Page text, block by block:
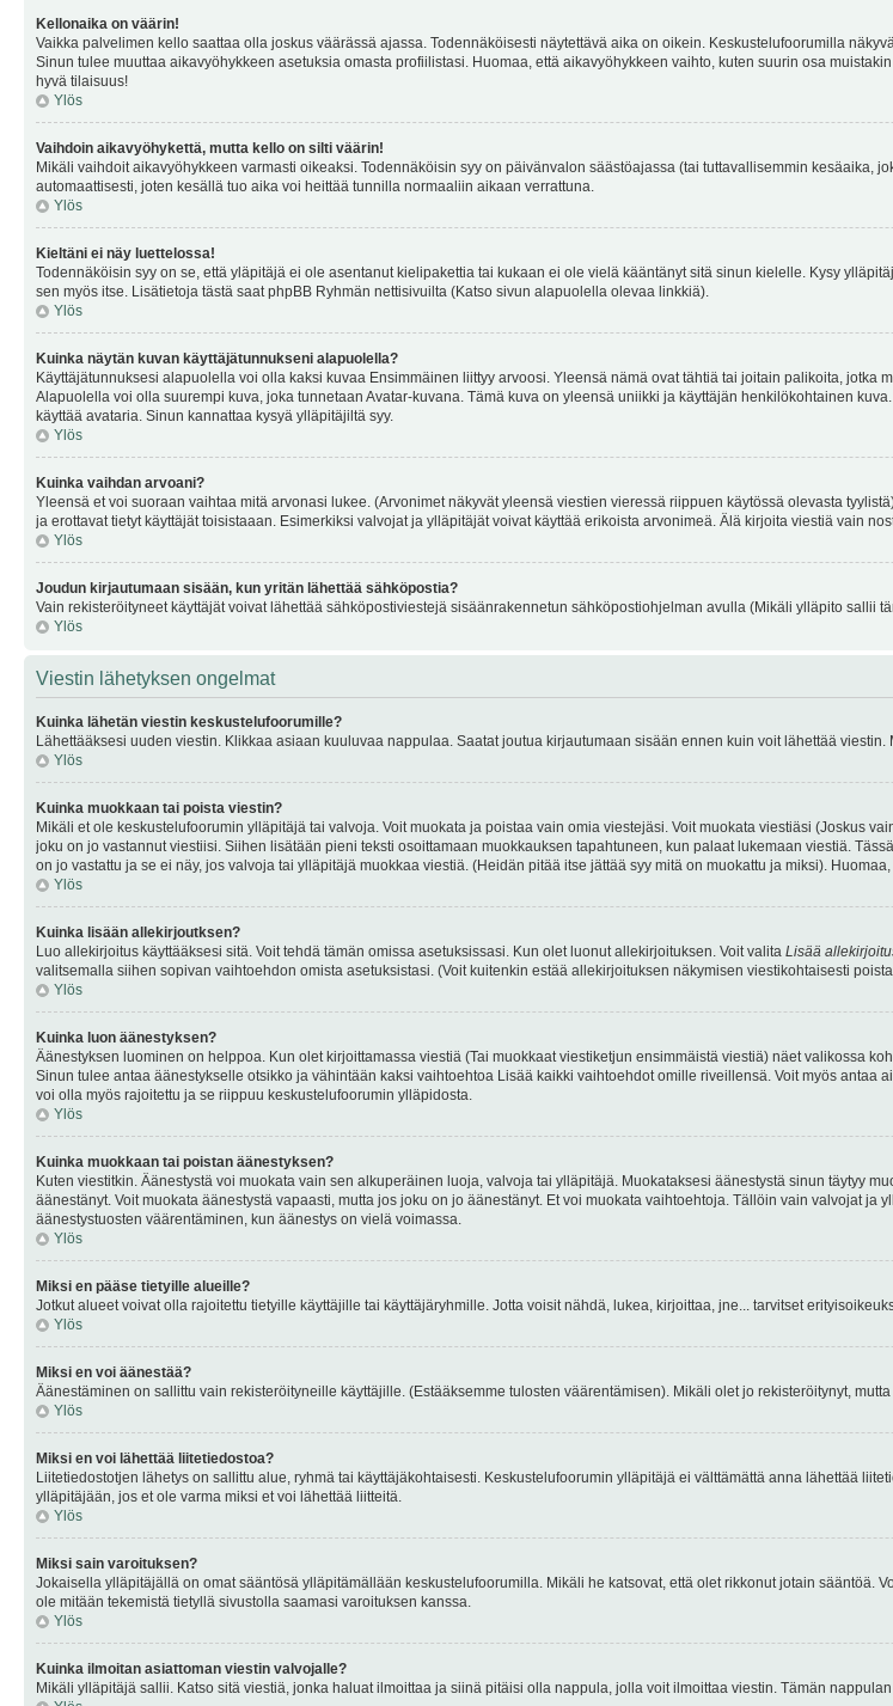
Kellonaika on väärin!
Vaikka palvelimen kello saattaa olla joskus väärässä ajassa. Todennäköisesti näytettävä aika on oikein. Keskustelufoorumilla
Sinun tulee muuttaa aikavyöhykkeen asetuksia omasta profiilistasi. Huomaa, että aikavyöhykkeen vaihto, kuten suurin osa
hyvä tilaisuus!
Ylös
Vaihdoin aikavyöhykettä, mutta kello on silti väärin!
Mikäli vaihdoit aikavyöhykkeen varmasti oikeaksi. Todennäköisin syy on päivänvalon säästöajassa (tai tuttavallisemmin kesäaika,
automaattisesti, joten kesällä tuo aika voi heittää tunnilla normaaliin aikaan verrattuna.
Ylös
Kieltäni ei näy luettelossa!
Todennäköisin syy on se, että yläpitäjä ei ole asentanut kielipakettia tai kukaan ei ole vielä kääntänyt sitä sinun kielelle. Kysy
sen myös itse. Lisätietoja tästä saat phpBB Ryhmän nettisivuilta (Katso sivun alapuolella olevaa linkkiä).
Ylös
Kuinka näytän kuvan käyttäjätunnukseni alapuolella?
Käyttäjätunnuksesi alapuolella voi olla kaksi kuvaa Ensimmäinen liittyy arvoosi. Yleensä nämä ovat tähtiä tai joitain palikoita,
Alapuolella voi olla suurempi kuva, joka tunnetaan Avatar-kuvana. Tämä kuva on yleensä uniikki ja käyttäjän henkilökohtainen
käyttää avataria. Sinun kannattaa kysyä ylläpitäjiltä syy.
Ylös
Kuinka vaihdan arvoani?
Yleensä et voi suoraan vaihtaa mitä arvonasi lukee. (Arvonimet näkyvät yleensä viestien vieressä riippuen käytössä olevasta
ja erottavat tietyt käyttäjät toisistaaan. Esimerkiksi valvojat ja ylläpitäjät voivat käyttää erikoista arvonimeä. Älä kirjoita viestiä vain
Ylös
Joudun kirjautumaan sisään, kun yritän lähettää sähköpostia?
Vain rekisteröityneet käyttäjät voivat lähettää sähköpostiviestejä sisäänrakennetun sähköpostiohjelman avulla (Mikäli ylläpito sallii
Ylös
Viestin lähetyksen ongelmat
Kuinka lähetän viestin keskustelufoorumille?
Lähettääksesi uuden viestin. Klikkaa asiaan kuuluvaa nappulaa. Saatat joutua kirjautumaan sisään ennen kuin voit lähettää
Ylös
Kuinka muokkaan tai poista viestin?
Mikäli et ole keskustelufoorumin ylläpitäjä tai valvoja. Voit muokata ja poistaa vain omia viestejäsi. Voit muokata viestiäsi (Joskus
joku on jo vastannut viestiisi. Siihen lisätään pieni teksti osoittamaan muokkauksen tapahtuneen, kun palaat lukemaan viestiä.
on jo vastattu ja se ei näy, jos valvoja tai ylläpitäjä muokkaa viestiä. (Heidän pitää itse jättää syy mitä on muokattu ja miksi).
Ylös
Kuinka lisään allekirjoutksen?
Luo allekirjoitus käyttääksesi sitä. Voit tehdä tämän omissa asetuksissasi. Kun olet luonut allekirjoituksen. Voit valita Lisää
valitsemalla siihen sopivan vaihtoehdon omista asetuksistasi. (Voit kuitenkin estää allekirjoituksen näkymisen viestikohtaisesti
Ylös
Kuinka luon äänestyksen?
Äänestyksen luominen on helppoa. Kun olet kirjoittamassa viestiä (Tai muokkaat viestiketjun ensimmäistä viestiä) näet valikossa
Sinun tulee antaa äänestykselle otsikko ja vähintään kaksi vaihtoehtoa Lisää kaikki vaihtoehdot omille riveillensä. Voit myös
voi olla myös rajoitettu ja se riippuu keskustelufoorumin ylläpidosta.
Ylös
Kuinka muokkaan tai poistan äänestyksen?
Kuten viestitkin. Äänestystä voi muokata vain sen alkuperäinen luoja, valvoja tai ylläpitäjä. Muokataksesi äänestystä sinun täytyy
äänestänyt. Voit muokata äänestystä vapaasti, mutta jos joku on jo äänestänyt. Et voi muokata vaihtoehtoja. Tällöin vain valvojat
äänestystuosten väärentäminen, kun äänestys on vielä voimassa.
Ylös
Miksi en pääse tietyille alueille?
Jotkut alueet voivat olla rajoitettu tietyille käyttäjille tai käyttäjäryhmille. Jotta voisit nähdä, lukea, kirjoittaa, jne... tarvitset
Ylös
Miksi en voi äänestää?
Äänestäminen on sallittu vain rekisteröityneille käyttäjille. (Estääksemme tulosten väärentämisen). Mikäli olet jo rekisteröitynyt,
Ylös
Miksi en voi lähettää liitetiedostoa?
Liitetiedostotjen lähetys on sallittu alue, ryhmä tai käyttäjäkohtaisesti. Keskustelufoorumin ylläpitäjä ei välttämättä anna lähettää
ylläpitäjään, jos et ole varma miksi et voi lähettää liitteitä.
Ylös
Miksi sain varoituksen?
Jokaisella ylläpitäjällä on omat sääntösä ylläpitämällään keskustelufoorumilla. Mikäli he katsovat, että olet rikkonut jotain sääntöä.
ole mitään tekemistä tietyllä sivustolla saamasi varoituksen kanssa.
Ylös
Kuinka ilmoitan asiattoman viestin valvojalle?
Mikäli ylläpitäjä sallii. Katso sitä viestiä, jonka haluat ilmoittaa ja siinä pitäisi olla nappula, jolla voit ilmoittaa viestin. Tämän